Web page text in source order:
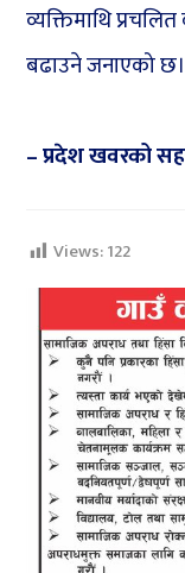
व्यक्तिमाथि
बढाउने जनाएको छ।
– प्रदेश खवरको
Views:122